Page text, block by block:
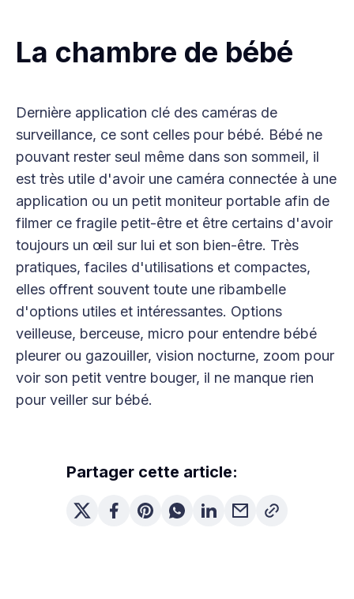
La chambre de bébé
Dernière application clé des caméras de
surveillance, ce sont celles pour bébé. Bébé ne
pouvant rester seul même dans son sommeil, il
est très utile d'avoir une caméra connectée à une
application ou un petit moniteur portable afin de
filmer ce fragile petit-être et être certains d'avoir
toujours un œil sur lui et son bien-être. Très
pratiques, faciles d'utilisations et compactes,
elles offrent souvent toute une ribambelle
d'options utiles et intéressantes. Options
veilleuse, berceuse, micro pour entendre bébé
pleurer ou gazouiller, vision nocturne, zoom pour
voir son petit ventre bouger, il ne manque rien
pour veiller sur bébé.
Partager cette article: